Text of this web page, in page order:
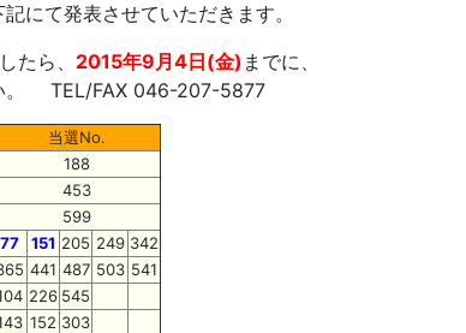
にて発表させていただきます。
たら、 2015年9月4日(金) までに、
。 TEL/FAX 046-207-5877
当選No.
188
453
599
77 151 205 249 342
441 487 503 541
226 545
152 303